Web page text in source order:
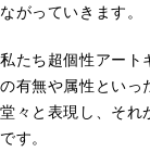
ながっていきます。
私たち超個性アート
の有無や属性といっ
堂々と表現し、それ
です。